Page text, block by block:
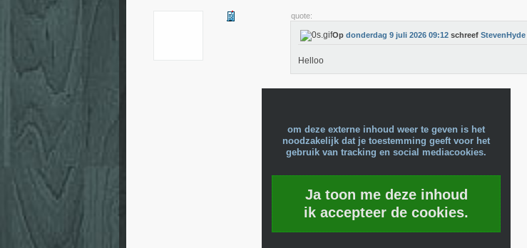
quote:
Op donderdag 9 juli 2026 09:12 schreef StevenHyde
Helloo
om deze externe inhoud weer te geven is het
noodzakelijk dat je toestemming geeft voor het
gebruik van tracking en social mediacookies.
Ja toon me deze inhoud
ik accepteer de cookies.